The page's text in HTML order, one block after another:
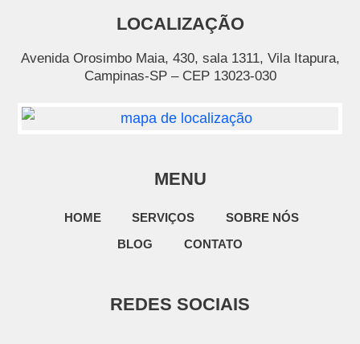
LOCALIZAÇÃO
Avenida Orosimbo Maia, 430, sala 1311, Vila Itapura,
Campinas-SP – CEP 13023-030
MENU
HOME SERVIÇOS
SOBRE NÓS
BLOG
CONTATO
REDES SOCIAIS